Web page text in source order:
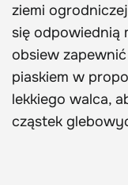
ziemi
się odpowiednią
obsiew
piaskiem w
lekkiego walca,
cząstek